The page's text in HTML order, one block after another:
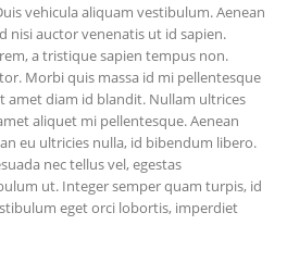
vehicula aliquam vestibulum. Aenean
nisi auctor venenatis ut id sapien.
a tristique sapien tempus non.
Morbi quis massa id mi pellentesque
amet diam id blandit. Nullam ultrices
aliquet mi pellentesque. Aenean
eu ultricies nulla, id bibendum libero.
nec tellus vel, egestas
ut. Integer semper quam turpis, id
eget orci lobortis, imperdiet